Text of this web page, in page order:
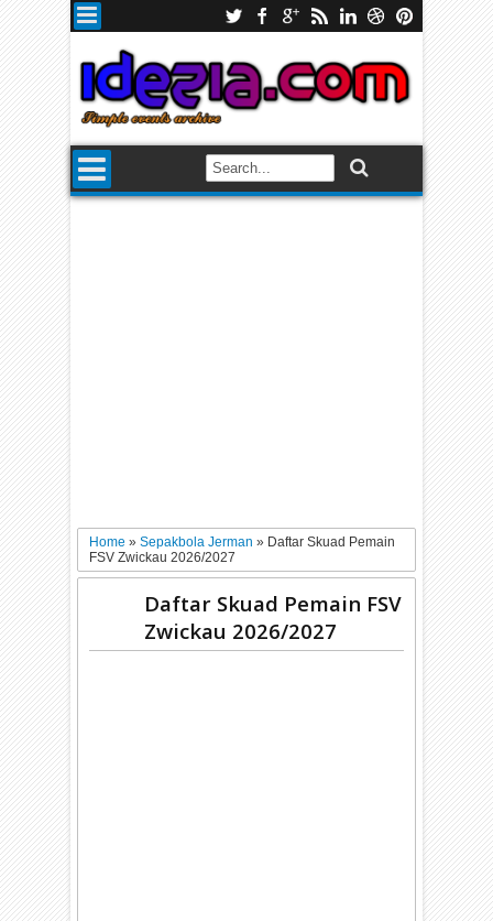
Home»Sepakbola Jerman» Daftar Skuad Pemain
FSV Zwickau 2026/2027
Daftar Skuad Pemain FSV
Zwickau 2026/2027